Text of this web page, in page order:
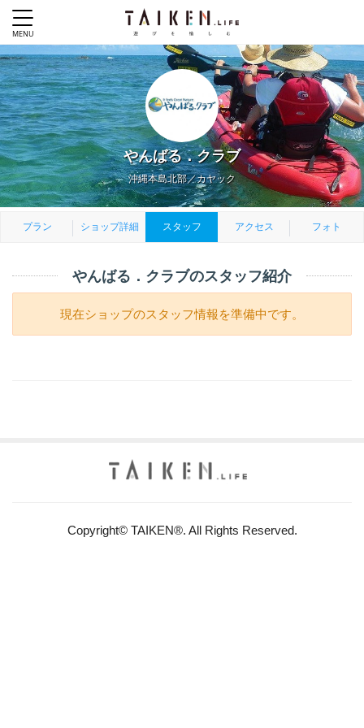
やんばる．クラブ
沖縄本島北部／カヤック
プラン ショップ詳細 スタッフ アクセス フォト
やんばる．クラブのスタッフ紹介
現在ショップのスタッフ情報を準備中です。
Copyright© TAIKEN®. All Rights Reserved.